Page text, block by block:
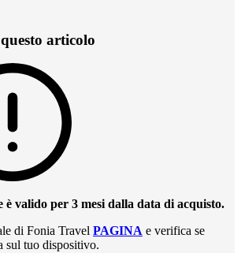
articolo
è valido per 3 mesi dalla data di acquisto.
di Fonia Travel PAGINA e verifica se
sul tuo dispositivo.